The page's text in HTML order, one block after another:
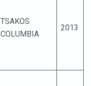
TSAKOS
COLUMBIA
2013